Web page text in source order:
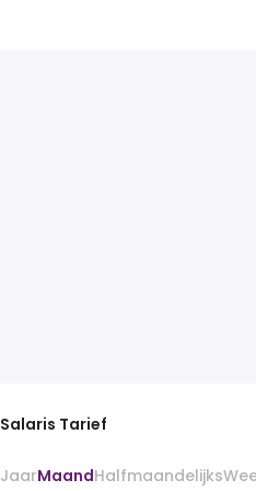
Salaris Tarief
JaarMaandHalfmaandelijks